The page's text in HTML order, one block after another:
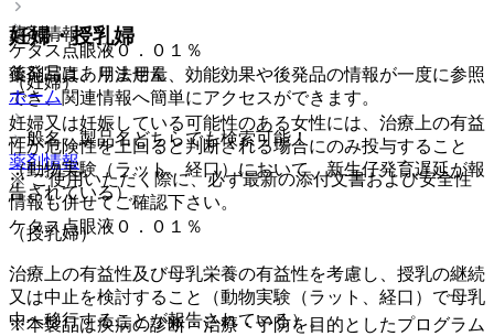
ケタス点眼液０．０１％
後発品はありません
ホーム
薬剤情報
ケタス点眼液０．０１％
妊婦・授乳婦
（妊婦）
妊婦又は妊娠している可能性のある女性には、治療上の有益
性が危険性を上回ると判断される場合にのみ投与すること
（動物実験（ラット、経口）において、新生仔発育遅延が報
告されている）。
（授乳婦）
治療上の有益性及び母乳栄養の有益性を考慮し、授乳の継続
又は中止を検討すること（動物実験（ラット、経口）で母乳
中へ移行することが報告されている）。
薬剤情報
薬剤写真、用法用量、効能効果や後発品の情報が一度に参照
でき、関連情報へ簡単にアクセスができます。
一般名、製品名どちらでも検索可能！
※ ご使用いただく際に、必ず最新の添付文書および安全性
情報も併せてご確認下さい。
※本製品は疾病の診断・治療・予防を目的としたプログラム